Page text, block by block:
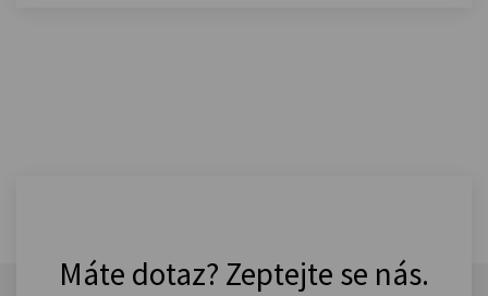
Máte dotaz? Zeptejte se nás.